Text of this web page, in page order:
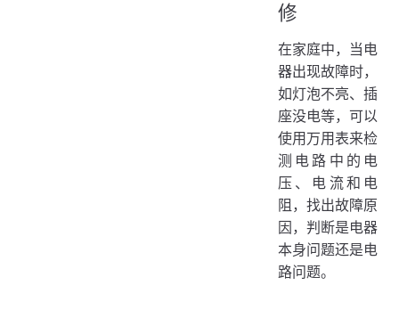
修
在家庭中，当电
器出现故障时，
如灯泡不亮、插
座没电等，可以
使用万用表来检
测电路中的电
压、电流和电
阻，找出故障原
因，判断是电器
本身问题还是电
路问题。